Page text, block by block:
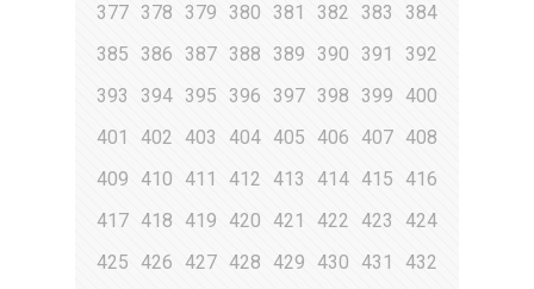
377 378 379 380 381 382 383
384
385
386 387 388 389 390 391
392
393
394 395 396 397 398 399
400
401
402 403 404 405 406 407 408
409
410 411 412 413 414 415
416
417 418 419 420 421 422 423
424
425
426 427 428 429 430 431
432